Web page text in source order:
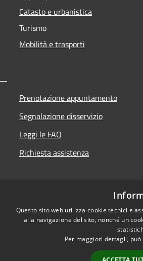
Catasto e urbanistica
Turismo
Mobilità e trasporti
Prenotazione appuntamento
Segnalazione disservizio
Leggi le FAQ
Richiesta assistenza
Questo sito web utilizza cookie tecnici e
alla navigazione del sito, nonché un
Per maggiori dettagli,